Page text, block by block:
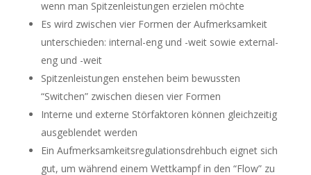
wenn man Spitzenleistungen erzielen möchte
Es wird zwischen vier Formen der Aufmerksamkeit
unterschieden: internal-eng und -weit sowie external-
eng und -weit
Spitzenleistungen enstehen beim bewussten
“Switchen” zwischen diesen vier Formen
Interne und externe Störfaktoren können gleichzeitig
ausgeblendet werden
Ein Aufmerksamkeitsregulationsdrehbuch eignet sich
gut, um während einem Wettkampf in den “Flow” zu